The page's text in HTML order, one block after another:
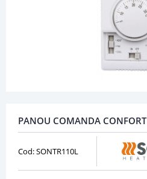
PANOU COMANDA CONFORT
Cod: SONTR110L